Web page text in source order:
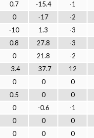
0.7 -15.4
-1
0 -17
-2
-10 1.3
-3
0.8 27.8
-3
0 21.8
-2
-3.4 -37.7
12
0 0
0
0.5 0
0
0 -0.6
-1
0 0
0
0 0
0